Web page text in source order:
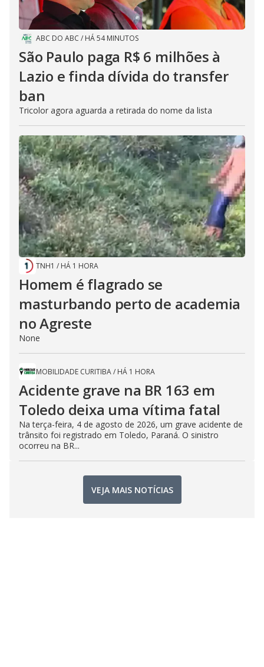
ABC DO ABC / HÁ 54 MINUTOS
São Paulo paga R$ 6 milhões à
Lazio e finda dívida do transfer
ban
Tricolor agora aguarda a retirada do nome da lista
TNH1 / HÁ 1 HORA
Homem é flagrado se
masturbando perto de academia
no Agreste
None
MOBILIDADE CURITIBA/ HÁ 1 HORA
Acidente grave na BR 163 em
Toledo deixa uma vítima fatal
Na terça-feira, 4 de agosto de 2026, um grave acidente de
trânsito foi registrado em Toledo, Paraná. O sinistro
ocorreu na BR...
VEJA MAIS NOTÍCIAS